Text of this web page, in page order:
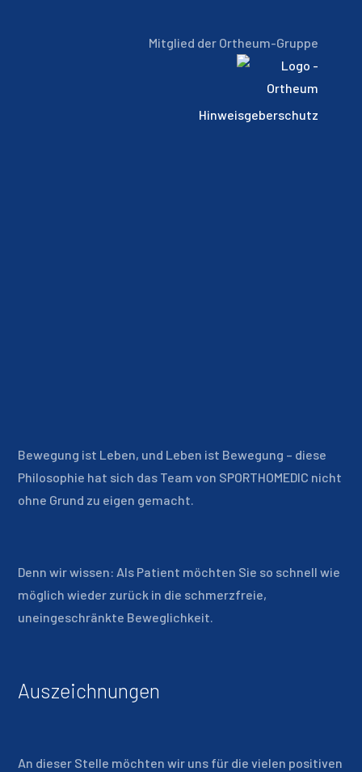
Mitglied der Ortheum-Gruppe
Hinweisgeberschutz
Bewegung ist Leben, und Leben ist Bewegung – diese
Philosophie hat sich das Team von SPORTHOMEDIC nicht
ohne Grund zu eigen gemacht.
Denn wir wissen: Als Patient möchten Sie so schnell wie
möglich wieder zurück in die schmerzfreie,
uneingeschränkte Beweglichkeit.
Auszeichnungen
An dieser Stelle möchten wir uns für die vielen positiven